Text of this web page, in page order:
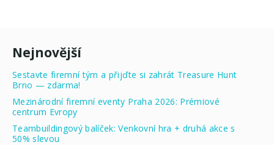
Nejnovější
Sestavte firemní tým a přijďte si zahrát Treasure Hunt
Brno — zdarma!
Mezinárodní firemní eventy Praha 2026: Prémiové
centrum Evropy
Teambuildingový balíček: Venkovní hra + druhá akce s
50% slevou